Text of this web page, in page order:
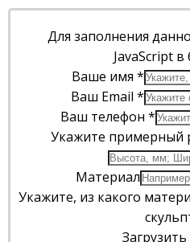
Для заполнения
JavaScript в
Ваше имя *
Ваш Email *
Ваш телефон *
Укажите примерный
Материал
Укажите, из какого